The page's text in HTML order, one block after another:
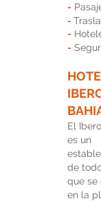
-
-
-
-
El
es un
de
que se
en la